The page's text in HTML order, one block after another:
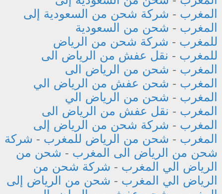
المغرب - شركة شحن من السعودية إلى
المغرب - شحن من السعودية
للمغرب - شركة شحن من الرياض
للمغرب - نقل عفش من الرياض الى
المغرب - شحن من الرياض الى
المغرب - شحن عفش من الرياض الي
المغرب - شحن من الرياض الي
المغرب - نقل عفش من الرياض الى
المغرب - شركة شحن من الرياض إلى
المغرب - شحن من الرياض للمغرب - شركة
شحن من الرياض الى المغرب - شحن من
الرياض الي المغرب - شركة شحن من
الرياض الي المغرب - شحن من الرياض إلى